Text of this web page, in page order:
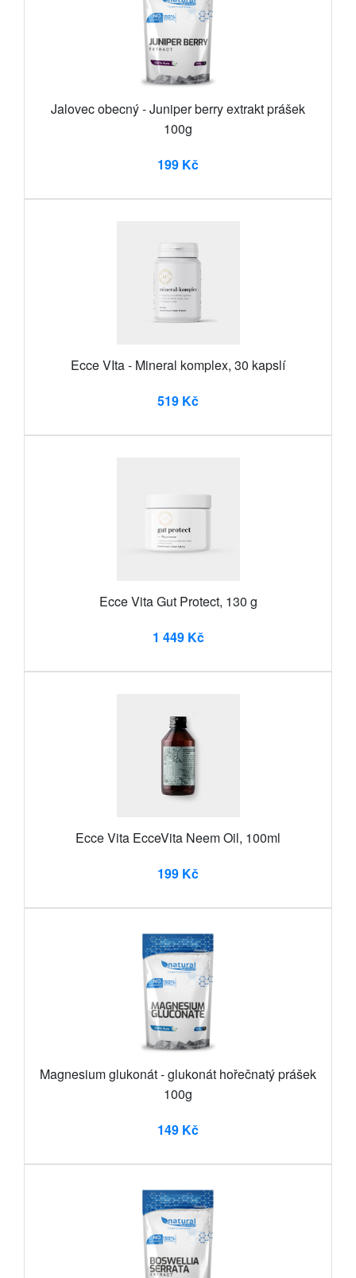
Jalovec obecný - Juniper berry extrakt prášek
100g
199 Kč
Ecce VIta - Mineral komplex, 30 kapslí
519 Kč
Ecce Vita Gut Protect, 130 g
1 449 Kč
Ecce Vita EcceVita Neem Oil, 100ml
199 Kč
Magnesium glukonát - glukonát hořečnatý prášek
100g
149 Kč